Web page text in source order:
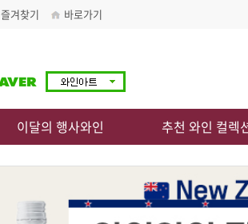
즐겨찾기 바로가기
이달의 행사와인 추천 와인 컬렉